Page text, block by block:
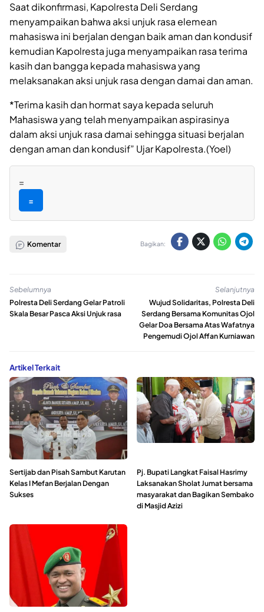
Saat dikonfirmasi, Kapolresta Deli Serdang
menyampaikan bahwa aksi unjuk rasa elemean
mahasiswa ini berjalan dengan baik aman dan kondusif
kemudian Kapolresta juga menyampaikan rasa terima
kasih dan bangga kepada mahasiswa yang
melaksanakan aksi unjuk rasa dengan damai dan aman.
*Terima kasih dan hormat saya kepada seluruh
Mahasiswa yang telah menyampaikan aspirasinya
dalam aksi unjuk rasa damai sehingga situasi berjalan
dengan aman dan kondusif” Ujar Kapolresta.(Yoel)
=
=
Komentar Bagikan:
Sebelumnya
Polresta Deli Serdang Gelar Patroli
Skala Besar Pasca Aksi Unjuk rasa
Selanjutnya
Wujud Solidaritas, Polresta Deli
Serdang Bersama Komunitas Ojol
Gelar Doa Bersama Atas Wafatnya
Pengemudi Ojol Affan Kurniawan
Artikel Terkait
Sertijab dan Pisah Sambut Karutan
Kelas I Mefan Berjalan Dengan
Sukses
Pj. Bupati Langkat Faisal Hasrimy
Laksanakan Sholat Jumat bersama
masyarakat dan Bagikan Sembako
di Masjid Azizi